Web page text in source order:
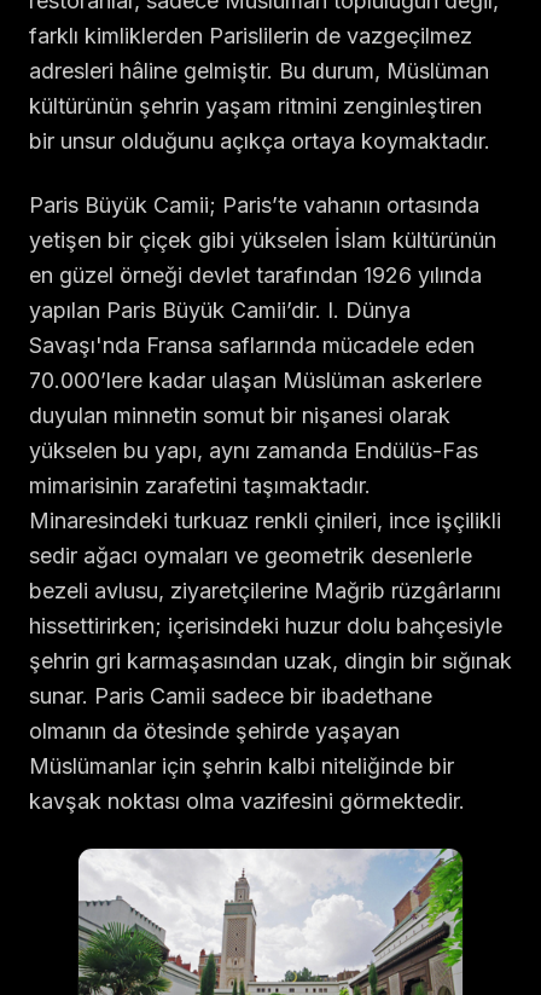
farklı kimliklerden Parislilerin de vazgeçilmez
adresleri hâline gelmiştir. Bu durum, Müslüman
kültürünün şehrin yaşam ritmini zenginleştiren
bir unsur olduğunu açıkça ortaya koymaktadır.
Paris Büyük Camii; Paris’te vahanın ortasında
yetişen bir çiçek gibi yükselen İslam kültürünün
en güzel örneği devlet tarafından 1926 yılında
yapılan Paris Büyük Camii’dir. I. Dünya
Savaşı'nda Fransa saflarında mücadele eden
70.000’lere kadar ulaşan Müslüman askerlere
duyulan minnetin somut bir nişanesi olarak
yükselen bu yapı, aynı zamanda Endülüs-Fas
mimarisinin zarafetini taşımaktadır.
Minaresindeki turkuaz renkli çinileri, ince işçilikli
sedir ağacı oymaları ve geometrik desenlerle
bezeli avlusu, ziyaretçilerine Mağrib rüzgârlarını
hissettirirken; içerisindeki huzur dolu bahçesiyle
şehrin gri karmaşasından uzak, dingin bir sığınak
sunar. Paris Camii sadece bir ibadethane
olmanın da ötesinde şehirde yaşayan
Müslümanlar için şehrin kalbi niteliğinde bir
kavşak noktası olma vazifesini görmektedir.